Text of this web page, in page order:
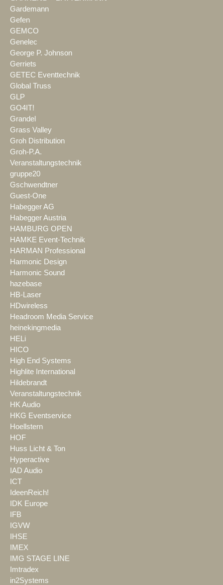
Gardemann
Gefen
GEMCO
Genelec
George P. Johnson
Gerriets
GETEC Eventtechnik
Global Truss
GLP
GO4IT!
Grandel
Grass Valley
Groh Distribution
Groh-P.A.
Veranstaltungstechnik
gruppe20
Gschwendtner
Guest-One
Habegger AG
Habegger Austria
HAMBURG OPEN
HAMKE Event-Technik
HARMAN Professional
Harmonic Design
Harmonic Sound
hazebase
HB-Laser
HDwireless
Headroom Media Service
heinekingmedia
HELi
HICO
High End Systems
Highlite International
Hildebrandt
Veranstaltungstechnik
HK Audio
HKG Eventservice
Hoellstern
HOF
Huss Licht & Ton
Hyperactive
IAD Audio
ICT
IdeenReich!
IDK Europe
IFB
IGVW
IHSE
IMEX
IMG STAGE LINE
Imtradex
in2Systems